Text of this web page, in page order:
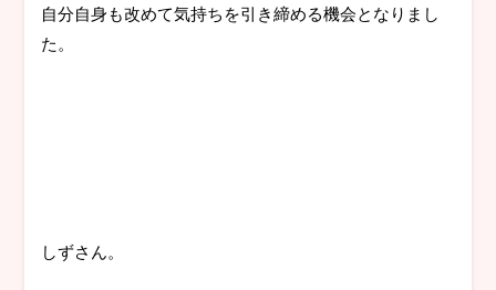
自分自身も改めて気持ちを引き締める機会となりまし
た。
しずさん。